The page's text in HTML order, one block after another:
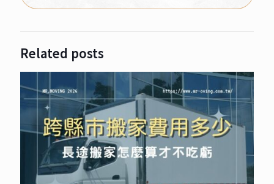
Related posts